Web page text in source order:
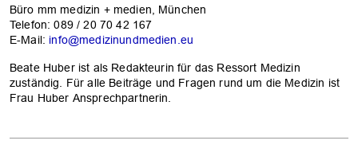
Büro mm medizin + medien, München
Telefon: 089 / 20 70 42 167
E-Mail: info@medizinundmedien.eu
Beate Huber ist als Redakteurin für das Ressort Medizin
zuständig. Für alle Beiträge und Fragen rund um die Medizin ist
Frau Huber Ansprechpartnerin.